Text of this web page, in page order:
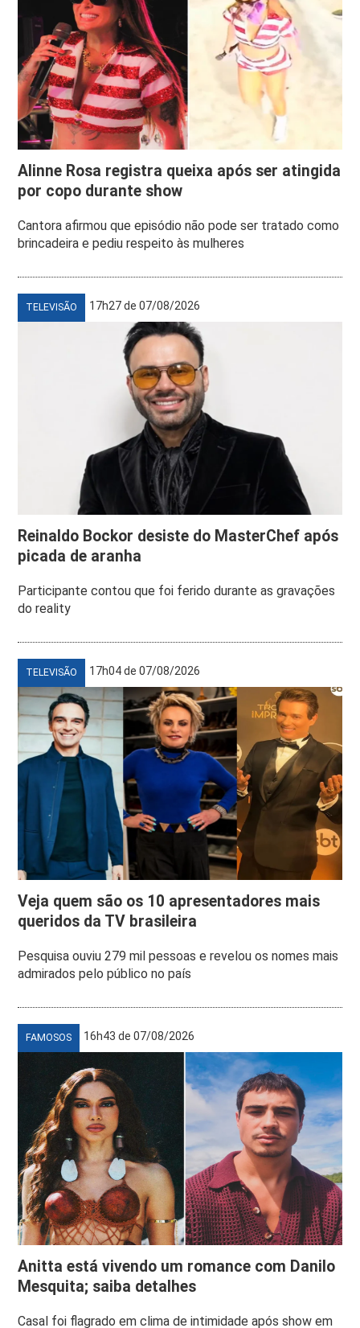
Alinne Rosa registra queixa após ser atingida
por copo durante show
Cantora afirmou que episódio não pode ser tratado como
brincadeira e pediu respeito às mulheres
TELEVISÃO 17h27 de 07/08/2026
Reinaldo Bockor desiste do MasterChef após
picada de aranha
Participante contou que foi ferido durante as gravações
do reality
TELEVISÃO 17h04 de 07/08/2026
Veja quem são os 10 apresentadores mais
queridos da TV brasileira
Pesquisa ouviu 279 mil pessoas e revelou os nomes mais
admirados pelo público no país
FAMOSOS 16h43 de 07/08/2026
Anitta está vivendo um romance com Danilo
Mesquita; saiba detalhes
Casal foi flagrado em clima de intimidade após show em